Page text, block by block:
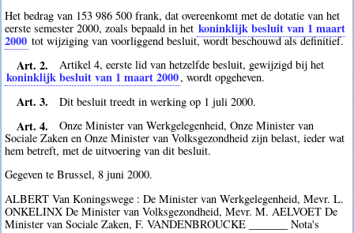
Het bedrag van 153 986 500 frank, dat overeenkomt met de dotatie van het
eerste semester 2000, zoals bepaald in het koninklijk besluit van 1 maart
2000 tot wijziging van voorliggend besluit, wordt beschouwd als definitief.
Art. 2. Artikel 4, eerste lid van hetzelfde besluit, gewijzigd bij het
koninklijk besluit van 1 maart 2000, wordt opgeheven.
Art. 3. Dit besluit treedt in werking op 1 juli 2000.
Art. 4.
Onze Minister van Werkgelegenheid, Onze Minister van
Sociale Zaken en Onze Minister van Volksgezondheid zijn belast, ieder wat
hem betreft, met de uitvoering van dit besluit.
Gegeven te Brussel, 8 juni 2000.
ALBERT Van Koningswege : De Minister van Werkgelegenheid, Mevr. L.
ONKELINX De Minister van Volksgezondheid, Mevr. M. AELVOET De
Minister van Sociale Zaken, F. VANDENBROUCKE _______ Nota's